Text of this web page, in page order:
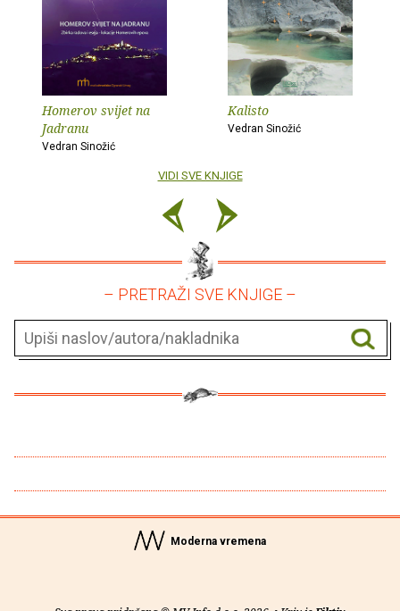
Homerov svijet na
Jadranu
Vedran Sinožić
Kalisto
Vedran Sinožić
VIDI SVE KNJIGE
– PRETRAŽI SVE KNJIGE –
Moderna vremena